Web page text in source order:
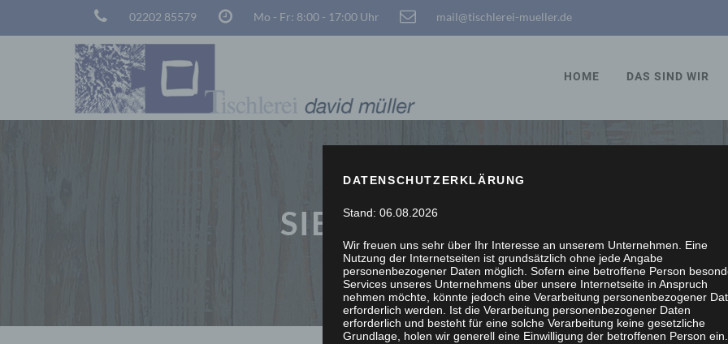
02202 85579 Mo - Fr: 8:00 - 17:00 Uhr mail@tischlerei-mueller.de
HOME DAS SIND WIR
SIE STÖBERN, WIR
DATENSCHUTZERKLÄRUNG
Stand: 06.08.2026
Wir freuen uns sehr über Ihr Interesse an unserem Unternehmen. Eine
Nutzung der Internetseiten ist grundsätzlich ohne jede Angabe
personenbezogener Daten möglich. Sofern eine betroffene Person
Services unseres Unternehmens über unsere Internetseite in Anspruch
nehmen möchte, könnte jedoch eine Verarbeitung personenbezogener
erforderlich werden. Ist die Verarbeitung personenbezogener Daten
erforderlich und besteht für eine solche Verarbeitung keine gesetzliche
Grundlage, holen wir generell eine Einwilligung der betroffenen Person ein.